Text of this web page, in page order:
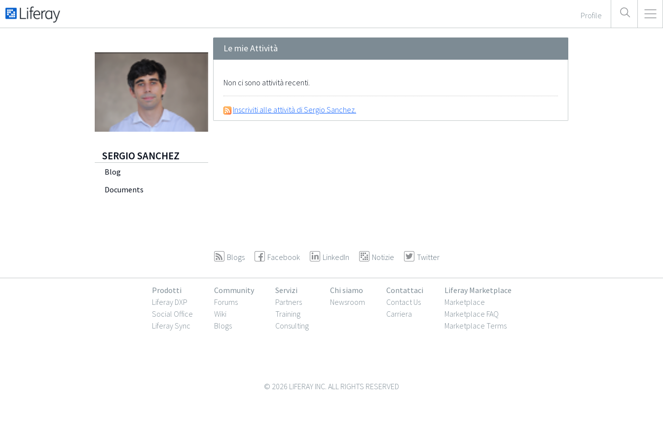
Profile
SERGIO SANCHEZ
Blog
Documents
Le mie Attività
Non ci sono attività recenti.
Inscriviti alle attività di Sergio Sanchez.
Blogs Facebook LinkedIn Notizie Twitter
Prodotti
Liferay DXP
Social Office
Liferay Sync
Community
Forums
Wiki
Blogs
Servizi
Partners
Training
Consulting
Chi siamo
Newsroom
Contattaci
Contact Us
Carriera
Liferay Marketplace
Marketplace
Marketplace FAQ
Marketplace Terms
© 2026 LIFERAY INC. ALL RIGHTS RESERVED